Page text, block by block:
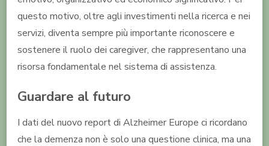
questo motivo, oltre agli investimenti nella ricerca e nei
servizi, diventa sempre più importante riconoscere e
sostenere il ruolo dei caregiver, che rappresentano una
risorsa fondamentale nel sistema di assistenza.
Guardare al futuro
I dati del nuovo report di Alzheimer Europe ci ricordano
che la demenza non è solo una questione clinica, ma una